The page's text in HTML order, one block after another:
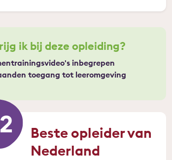
ik bij deze opleiding?
inbegrepen
toegang tot leeromgeving
Beste opleider van
Nederland